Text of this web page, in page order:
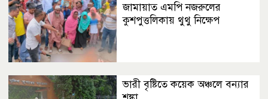
জামায়াত এমপি নজরুলের
কুশপুত্তলিকায় থুথু নিক্ষেপ
ভারী বৃষ্টিতে কয়েক অঞ্চলে বন্যার